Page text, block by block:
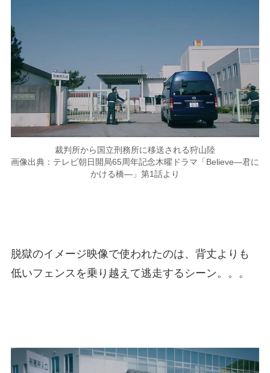
裁判所から国立刑務所に移送される狩山陸
画像出典：テレビ朝日開局65周年記念木曜ドラマ「Believe―君に
かける橋―」第1話より
脱獄のイメージ映像で使われたのは、背丈よりも
低いフェンスを乗り越えて逃走するシーン。。。